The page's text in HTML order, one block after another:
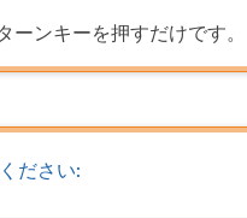
ンキーを押すだけです。
ださい: